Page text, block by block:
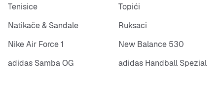
Tenisice
Topići
Natikače & Sandale
Ruksaci
Nike Air Force 1
New Balance 530
adidas Samba OG
adidas Handball Spezial